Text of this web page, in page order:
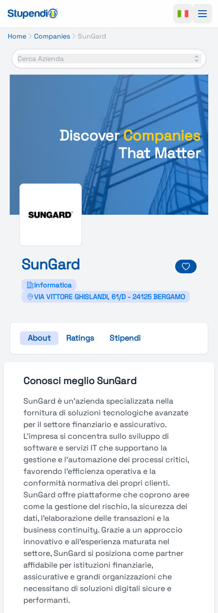
Home Companies SunGard
Cerca Azienda
DiscoverCompanies
That Matter
SunGard
Informatica
VIA VITTORE GHISLANDI, 61/D - 24125 BERGAMO
About Ratings Stipendi
Conosci meglio SunGard
SunGard è un'azienda specializzata nella
fornitura di soluzioni tecnologiche avanzate
per il settore finanziario e assicurativo.
L'impresa si concentra sullo sviluppo di
software e servizi IT che supportano la
gestione e l'automazione dei processi critici,
favorendo l'efficienza operativa e la
conformità normativa dei propri clienti.
SunGard offre piattaforme che coprono aree
come la gestione del rischio, la sicurezza dei
dati, l'elaborazione delle transazioni e la
business continuity. Grazie a un approccio
innovativo e all'esperienza maturata nel
settore, SunGard si posiziona come partner
affidabile per istituzioni finanziarie,
assicurative e grandi organizzazioni che
necessitano di soluzioni digitali sicure e
performanti.